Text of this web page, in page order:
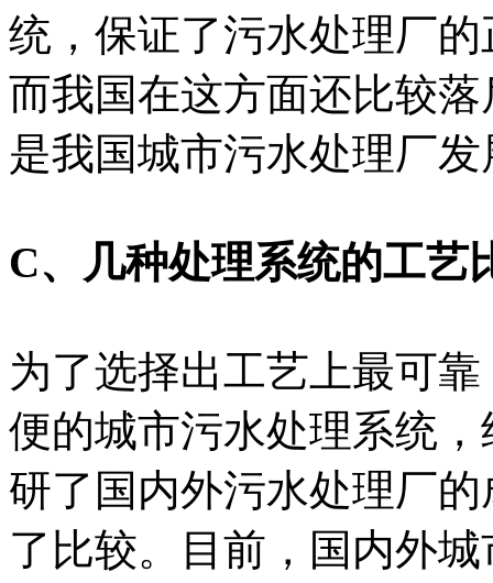
统，保证了污水处理厂
而我国在这方面还比较
是我国城市污水处理厂
C、几种处理系统的工艺
为了选择出工艺上最可
便的城市污水处理系统
研了国内外污水处理厂
了比较。目前，国内外